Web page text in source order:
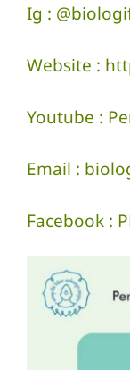
Ig :
Website :
Youtube :
Email :
Facebook :